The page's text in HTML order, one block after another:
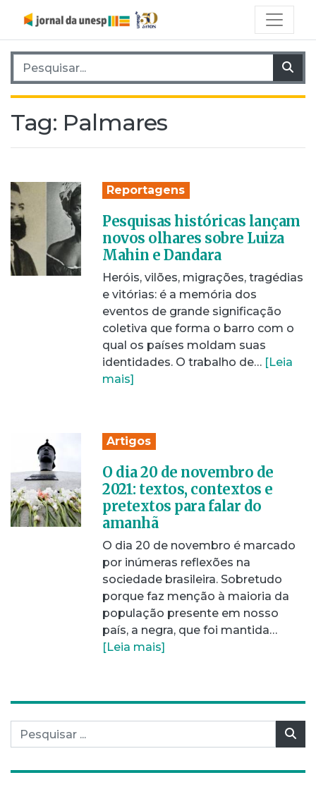
Pesquisar por:
Tag: Palmares
Reportagens
Pesquisas históricas lançam
novos olhares sobre Luiza
Mahin e Dandara
Heróis, vilões, migrações, tragédias
e vitórias: é a memória dos
eventos de grande significação
coletiva que forma o barro com o
qual os países moldam suas
identidades. O trabalho de… [Leia
mais]
Artigos
O dia 20 de novembro de
2021: textos, contextos e
pretextos para falar do
amanhã
O dia 20 de novembro é marcado
por inúmeras reflexões na
sociedade brasileira. Sobretudo
porque faz menção à maioria da
população presente em nosso
país, a negra, que foi mantida…
[Leia mais]
Pesquisar por: